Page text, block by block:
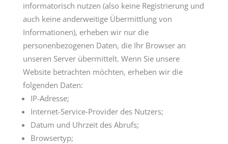
informatorisch nutzen (also keine Registrierung und
auch keine anderweitige Übermittlung von
Informationen), erheben wir nur die
personenbezogenen Daten, die Ihr Browser an
unseren Server übermittelt. Wenn Sie unsere
Website betrachten möchten, erheben wir die
folgenden Daten:
IP-Adresse;
Internet-Service-Provider des Nutzers;
Datum und Uhrzeit des Abrufs;
Browsertyp;